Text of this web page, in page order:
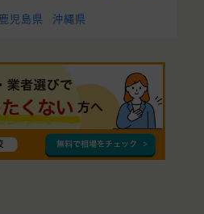
鹿児島県 沖縄県